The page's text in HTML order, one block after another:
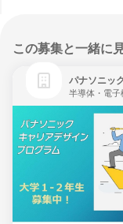
この募集と一緒に
パナソニッ
半導体・電子